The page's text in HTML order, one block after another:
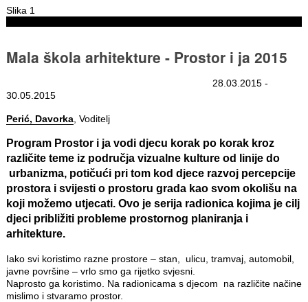
Slika 1
Mala škola arhitekture - Prostor i ja 2015
28.03.2015 -
30.05.2015
Perić, Davorka, Voditelj
Program Prostor i ja vodi djecu korak po korak kroz
različite teme iz područja vizualne kulture od linije do
urbanizma, potičući pri tom kod djece razvoj percepcije
prostora i svijesti o prostoru grada kao svom okolišu na
koji možemo utjecati. Ovo je serija radionica kojima je cilj
djeci približiti probleme prostornog planiranja i
arhitekture.
Iako svi koristimo razne prostore – stan, ulicu, tramvaj, automobil,
javne površine – vrlo smo ga rijetko svjesni.
Naprosto ga koristimo. Na radionicama s djecom na različite načine
mislimo i stvaramo prostor.